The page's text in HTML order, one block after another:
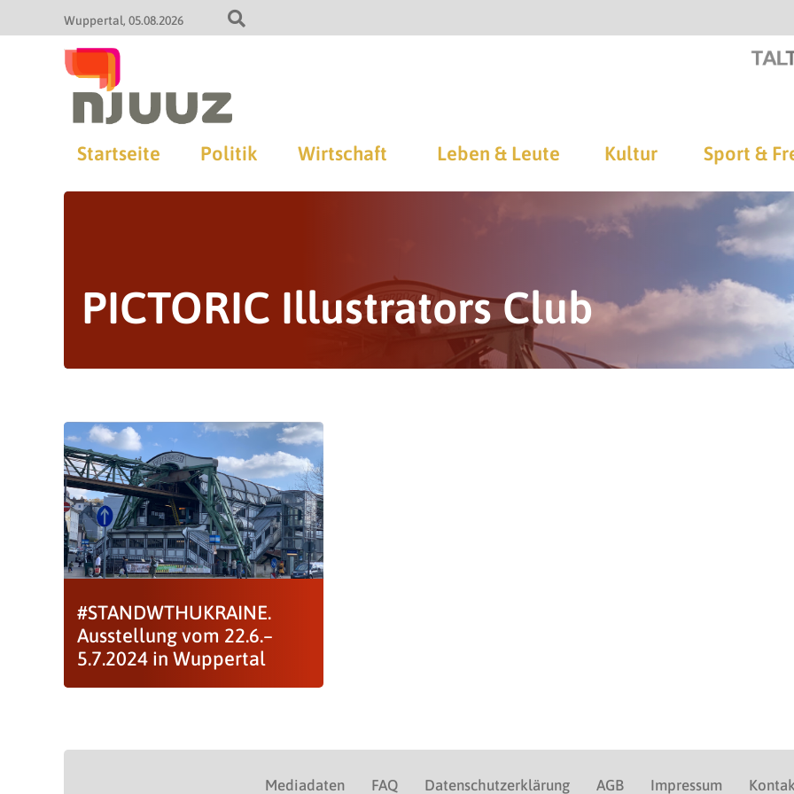
Wuppertal 05.08.2026
Startseite Politik Wirtschaft Leben & Leute Kultur Sport &
PICTORIC Illustrators Club
#STANDWTHUKRAINE.
Ausstellung vom 22.6.–
5.7.2024 in Wuppertal
Mediadaten FAQ Datenschutzerklärung AGB Impressum